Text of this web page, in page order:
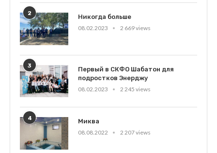
2
Никогда больше
08.02.2023
2 669 views
3
Первый в СКФО Шабатон для
подростков Энерджу
08.02.2023
2 245 views
4
Миква
08.08.2022
2 207 views